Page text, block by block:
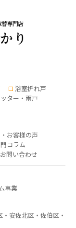
浴室折れ戸
ター・雨戸
お客様の声
コラム
お問い合わせ
事業
安佐北区・佐伯区・